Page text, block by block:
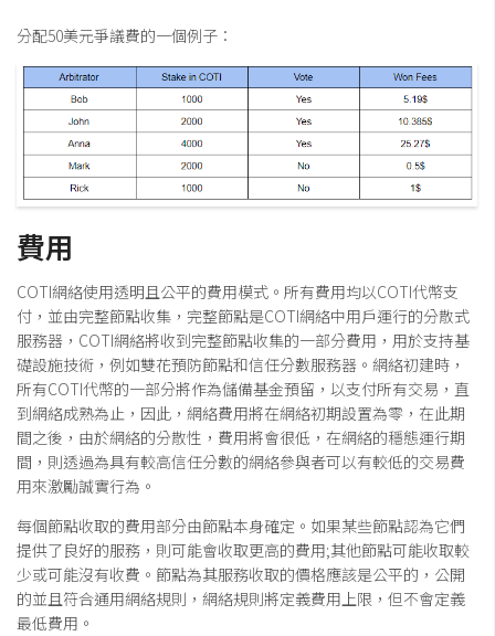
分配50美元爭議費的一個例子：
費用
COTI網絡使用透明且公平的費用模式。所有費用均以COTI代幣支
付，並由完整節點收集，完整節點是COTI網絡中用戶運行的分散式
服務器，COTI網絡將收到完整節點收集的一部分費用，用於支持基
礎設施技術，例如雙花預防節點和信任分數服務器。網絡初建時，
所有COTI代幣的一部分將作為儲備基金預留，以支付所有交易，直
到網絡成熟為止，因此，網絡費用將在網絡初期設置為零，在此期
間之後，由於網絡的分散性，費用將會很低，在網絡的穩態運行期
間，則透過為具有較高信任分數的網絡參與者可以有較低的交易費
用來激勵誠實行為。
每個節點收取的費用部分由節點本身確定。如果某些節點認為它們
提供了良好的服務，則可能會收取更高的費用;其他節點可能收取較
少或可能沒有收費。節點為其服務收取的價格應該是公平的，公開
的並且符合通用網絡規則，網絡規則將定義費用上限，但不會定義
最低費用。